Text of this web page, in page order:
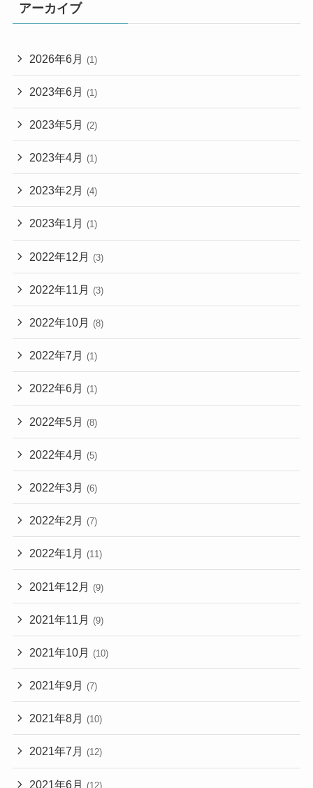
アーカイブ
2026年6月 (1)
2023年6月 (1)
2023年5月 (2)
2023年4月 (1)
2023年2月 (4)
2023年1月 (1)
2022年12月 (3)
2022年11月 (3)
2022年10月 (8)
2022年7月 (1)
2022年6月 (1)
2022年5月 (8)
2022年4月 (5)
2022年3月 (6)
2022年2月 (7)
2022年1月 (11)
2021年12月 (9)
2021年11月 (9)
2021年10月 (10)
2021年9月 (7)
2021年8月 (10)
2021年7月 (12)
2021年6月 (12)